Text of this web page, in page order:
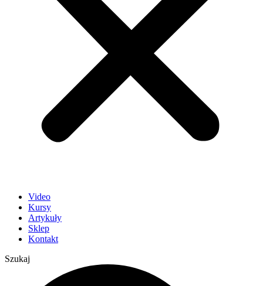
Video
Kursy
Artykuły
Sklep
Kontakt
Szukaj